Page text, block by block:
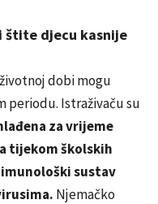
štite djecu kasnije
dobi mogu
periodu. Istraživaču su
za vrijeme
tijekom školskih
imunološki sustav
Njemačko